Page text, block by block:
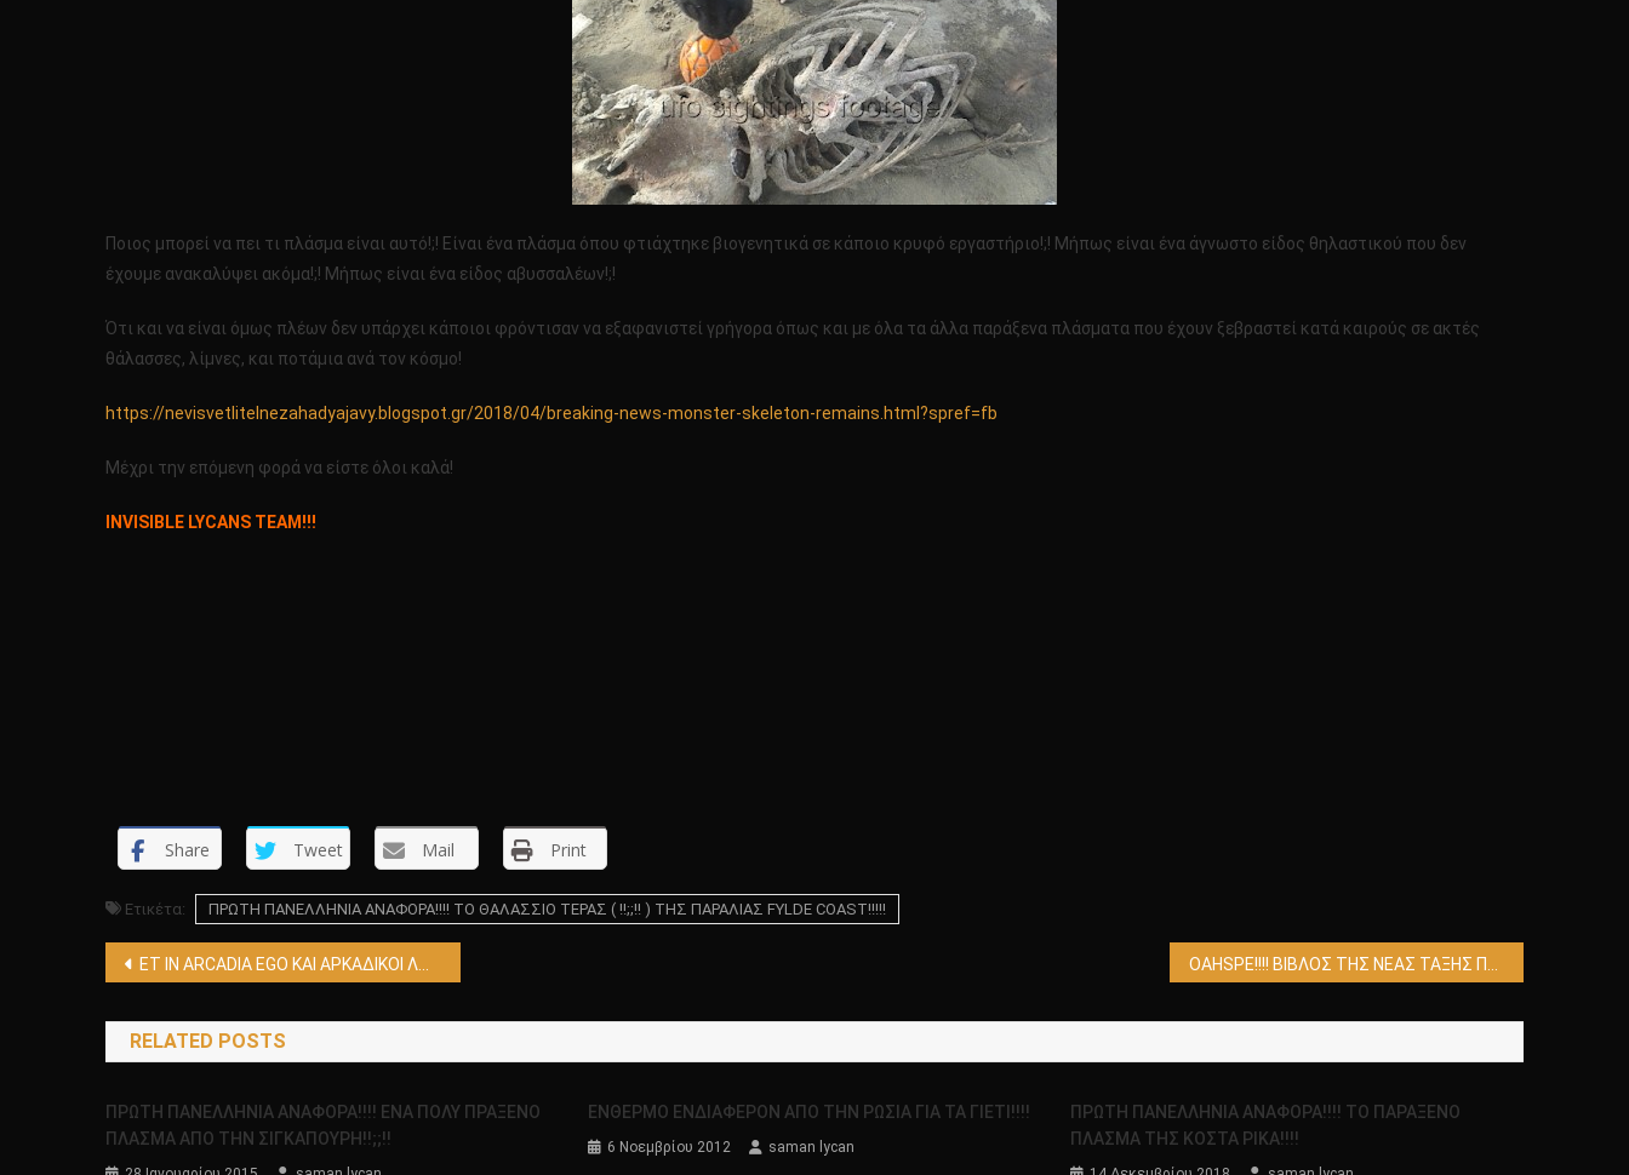
Ποιος μπορεί να πει τι πλάσμα είναι αυτό!;! Είναι ένα πλάσμα όπου φτιάχτηκε βιογενητικά σε κάποιο κρυφό εργαστήριο!;! Μήπως είναι ένα άγνωστο είδος θηλαστικού που δεν
έχουμε ανακαλύψει ακόμα!;! Μήπως είναι ένα είδος αβυσσαλέων!;!
Ότι και να είναι όμως πλέων δεν υπάρχει κάποιοι φρόντισαν να εξαφανιστεί γρήγορα όπως και με όλα τα άλλα παράξενα πλάσματα που έχουν ξεβραστεί κατά καιρούς σε ακτές
θάλασσες, λίμνες, και ποτάμια ανά τον κόσμο!
https://nevisvetlitelnezahadyajavy.blogspot.gr/2018/04/breaking-news-monster-skeleton-remains.html?spref=fb
Μέχρι την επόμενη φορά να είστε όλοι καλά!
INVISIBLE LYCANS TEAM!!!
Share Tweet Mail Print
Ετικέτα: ΠΡΩΤΗ ΠΑΝΕΛΛΗΝΙΑ ΑΝΑΦΟΡΑ!!!! ΤΟ ΘΑΛΑΣΣΙΟ ΤΕΡΑΣ ( !!;;!! ) ΤΗΣ ΠΑΡΑΛΙΑΣ FYLDE COAST!!!!!
Πλοήγηση
άρθρων
ΕΤ IN ARCADIA EGO ΚΑΙ ΑΡΚΑΔΙΚΟΙ ΛΟΓΟΙ !!!!! OAHSPE!!!! ΒΙΒΛΟΣ ΤΗΣ ΝΕΑΣ ΤΑΞΗΣ ΠΡΑΓΜΑΤΩΝ!!;;!! Η ΚΟΣΜΙΚΗ ΒΙΒΛΟΣ!!;;!!
RELATED POSTS
ΠΡΩΤΗ ΠΑΝΕΛΛΗΝΙΑ ΑΝΑΦΟΡΑ!!!! ΕΝΑ ΠΟΛΥ ΠΡΑΞΕΝΟ
ΠΛΑΣΜΑ ΑΠΟ ΤΗΝ ΣΙΓΚΑΠΟΥΡΗ!!;;!!
ΕΝΘΕΡΜΟ ENΔΙΑΦΕΡΟΝ ΑΠΟ ΤΗΝ ΡΩΣΙΑ ΓΙΑ ΤΑ ΓIΕΤΙ!!!!
6 Νοεμβρίου 2012 saman lycan
ΠΡΩΤΗ ΠΑΝΕΛΛΗΝΙΑ ΑΝΑΦΟΡΑ!!!! ΤΟ ΠΑΡΑΞΕΝΟ
ΠΛΑΣΜΑ ΤΗΣ ΚΟΣΤΑ ΡΙΚΑ!!!!